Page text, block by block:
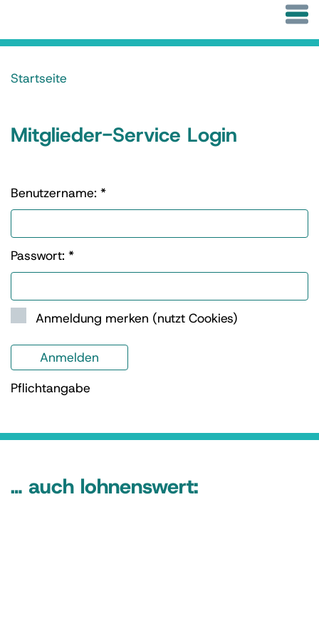
Startseite
Mitglieder-Service Login
Benutzername: *
Passwort: *
Anmeldung merken (nutzt Cookies)
Pflichtangabe
… auch lohnenswert: